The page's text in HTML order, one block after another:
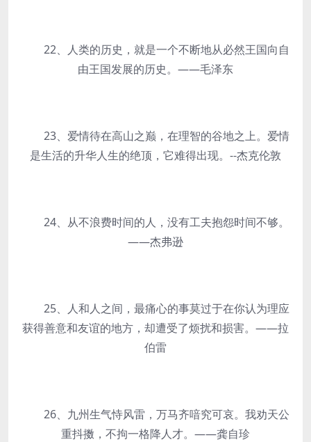
22、人类的历史，就是一个不断地从必然王国向自
由王国发展的历史。——毛泽东
23、爱情待在高山之巅，在理智的谷地之上。爱情
是生活的升华人生的绝顶，它难得出现。--杰克伦敦
24、从不浪费时间的人，没有工夫抱怨时间不够。
——杰弗逊
25、人和人之间，最痛心的事莫过于在你认为理应
获得善意和友谊的地方，却遭受了烦扰和损害。——拉
伯雷
26、九州生气恃风雷，万马齐喑究可哀。我劝天公
重抖擞，不拘一格降人才。——龚自珍